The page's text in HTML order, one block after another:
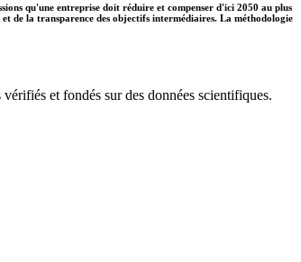
qu'une entreprise doit réduire et compenser d'ici 2050 au plus
de la transparence des objectifs intermédiaires. La méthodologie
et fondés sur des données scientifiques.